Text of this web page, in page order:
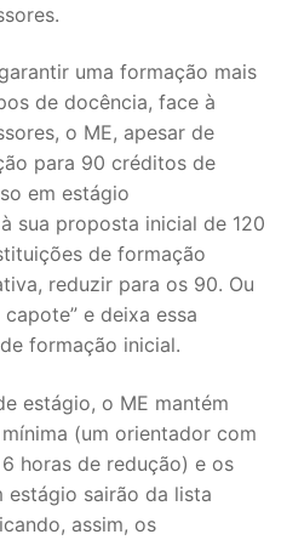
uma formação mais
de docência, face à
o ME, apesar de
para 90 créditos de
em estágio
sua proposta inicial de 120
de formação
reduzir para os 90. Ou
e deixa essa
formação inicial.
estágio, o ME mantém
(um orientador com
horas de redução) e os
estágio sairão da lista
assim, os